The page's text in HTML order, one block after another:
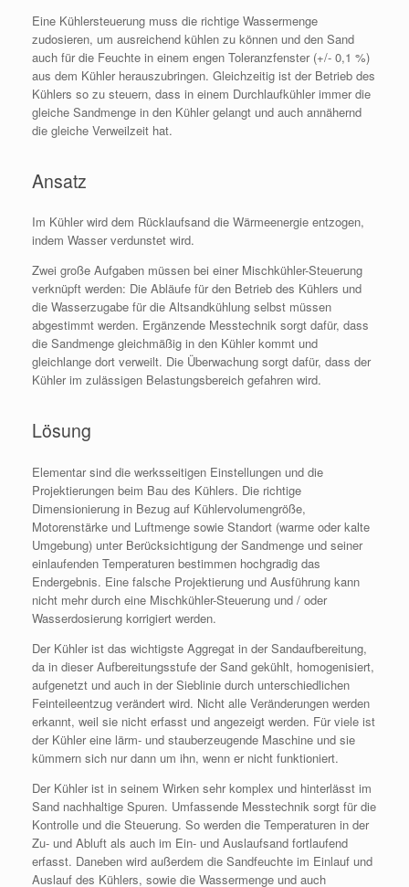
Eine Kühlersteuerung muss die richtige Wassermenge
zudosieren, um ausreichend kühlen zu können und den Sand
auch für die Feuchte in einem engen Toleranzfenster (+/- 0,1 %)
aus dem Kühler herauszubringen. Gleichzeitig ist der Betrieb des
Kühlers so zu steuern, dass in einem Durchlaufkühler immer die
gleiche Sandmenge in den Kühler gelangt und auch annähernd
die gleiche Verweilzeit hat.
Ansatz
Im Kühler wird dem Rücklaufsand die Wärmeenergie entzogen,
indem Wasser verdunstet wird.
Zwei große Aufgaben müssen bei einer Mischkühler-Steuerung
verknüpft werden: Die Abläufe für den Betrieb des Kühlers und
die Wasserzugabe für die Altsandkühlung selbst müssen
abgestimmt werden. Ergänzende Messtechnik sorgt dafür, dass
die Sandmenge gleichmäßig in den Kühler kommt und
gleichlange dort verweilt. Die Überwachung sorgt dafür, dass der
Kühler im zulässigen Belastungsbereich gefahren wird.
Lösung
Elementar sind die werksseitigen Einstellungen und die
Projektierungen beim Bau des Kühlers. Die richtige
Dimensionierung in Bezug auf Kühlervolumengröße,
Motorenstärke und Luftmenge sowie Standort (warme oder kalte
Umgebung) unter Berücksichtigung der Sandmenge und seiner
einlaufenden Temperaturen bestimmen hochgradig das
Endergebnis. Eine falsche Projektierung und Ausführung kann
nicht mehr durch eine Mischkühler-Steuerung und / oder
Wasserdosierung korrigiert werden.
Der Kühler ist das wichtigste Aggregat in der Sandaufbereitung,
da in dieser Aufbereitungsstufe der Sand gekühlt, homogenisiert,
aufgenetzt und auch in der Sieblinie durch unterschiedlichen
Feinteileentzug verändert wird. Nicht alle Veränderungen werden
erkannt, weil sie nicht erfasst und angezeigt werden. Für viele ist
der Kühler eine lärm- und stauberzeugende Maschine und sie
kümmern sich nur dann um ihn, wenn er nicht funktioniert.
Der Kühler ist in seinem Wirken sehr komplex und hinterlässt im
Sand nachhaltige Spuren. Umfassende Messtechnik sorgt für die
Kontrolle und die Steuerung. So werden die Temperaturen in der
Zu- und Abluft als auch im Ein- und Auslaufsand fortlaufend
erfasst. Daneben wird außerdem die Sandfeuchte im Einlauf und
Auslauf des Kühlers, sowie die Wassermenge und auch